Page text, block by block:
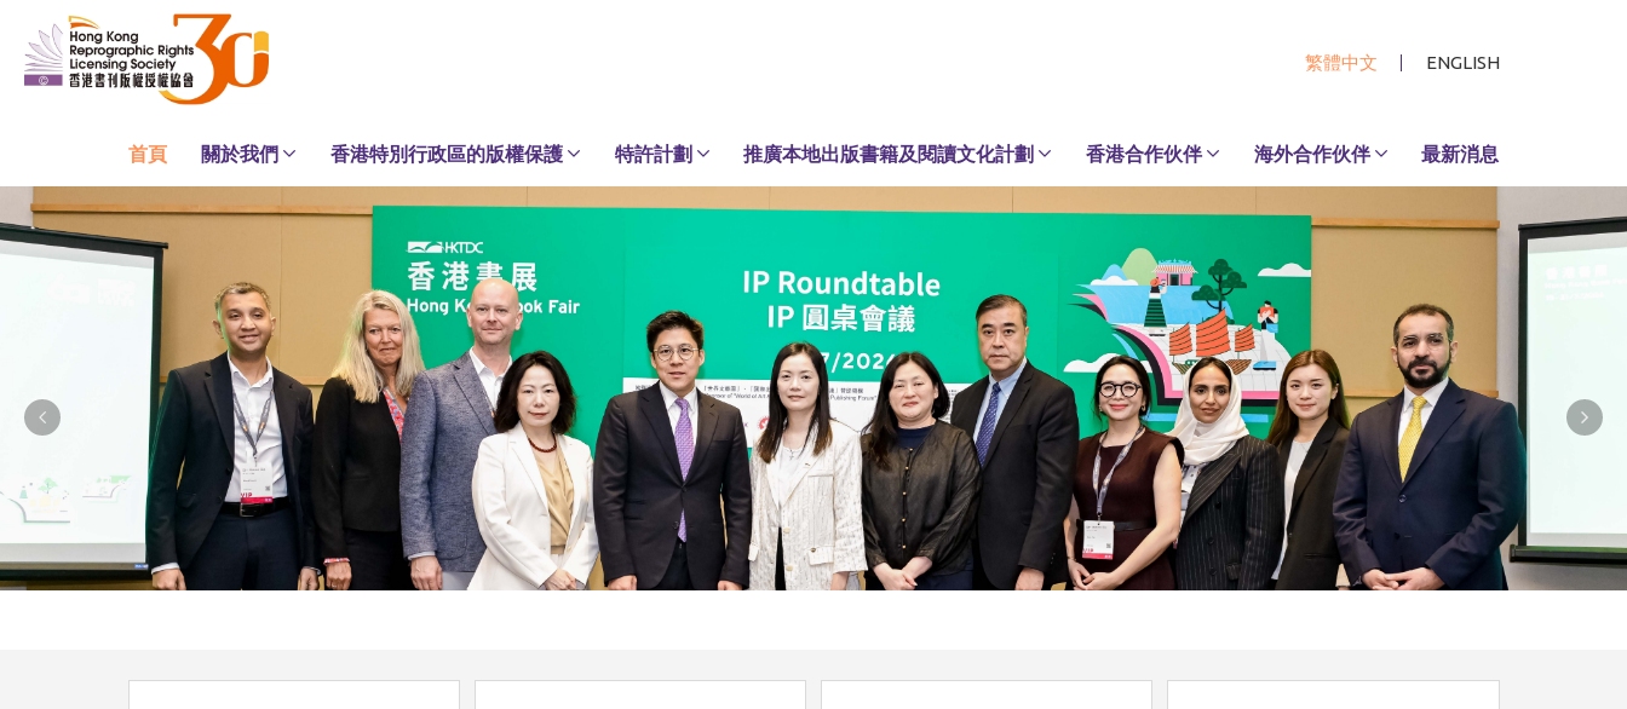
content
繁體中文 ENGLISH
首頁 關於我們 香港特別行政區的版權保護 特許計劃 推廣本地出版書籍及閱讀文化計劃 香港合作伙伴 海外合作伙伴 最新消息